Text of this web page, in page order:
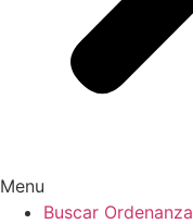
Menu
Buscar Ordenanza